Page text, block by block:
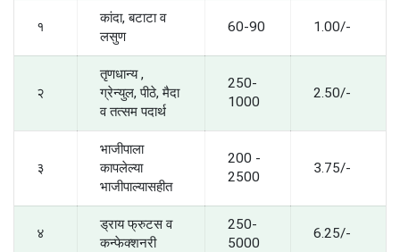
१
कांदा, बटाटा व
लसुण
60-90 1.00/-
२
तृणधान्य ,
ग्रेन्युल, पीठे, मैदा
व तत्सम पदार्थ
250-
1000
2.50/-
३
भाजीपाला
कापलेल्या
भाजीपाल्यासहीत
200 -
2500
3.75/-
४
ड्राय फ्रुटस व
कन्फेक्शनरी
250-
5000
6.25/-